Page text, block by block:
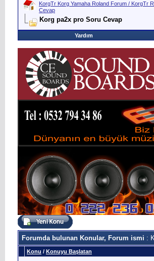
KorgTr Korg Yamaha Roland Forum / KorgTr
Cevap
Korg pa2x pro Soru Cevap
Yardım
Forumda bulunan Konular, Forum ismi :
Konu / Konuyu Başlatan